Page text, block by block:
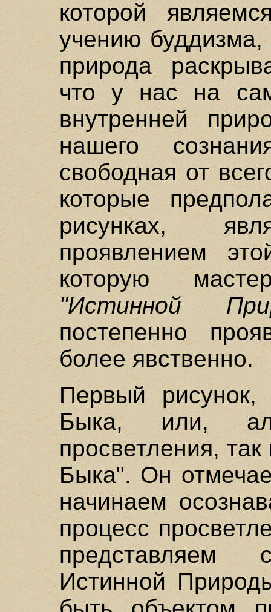
которой
учению буддизма,
природа
что у нас на
внутренней
нашего
свободная от
которые
рисунках,
проявлением
которую
"Истинной
постепенно
более явственно.
Первый рисунок,
Быка, или,
просветления,
Быка". Он
начинаем
процесс
Истинной